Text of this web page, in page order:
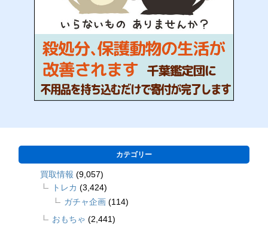
カテゴリー
買取情報 (9,057)
トレカ (3,424)
ガチャ企画 (114)
おもちゃ (2,441)